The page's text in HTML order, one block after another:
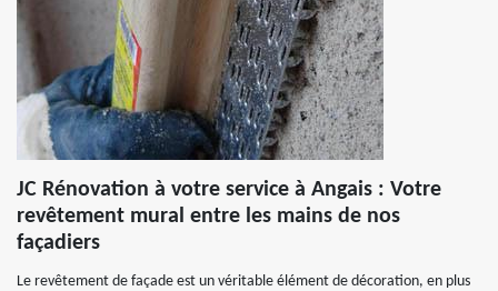
JC Rénovation à votre service à Angais : Votre
revêtement mural entre les mains de nos
façadiers
Le revêtement de façade est un véritable élément de décoration, en plus